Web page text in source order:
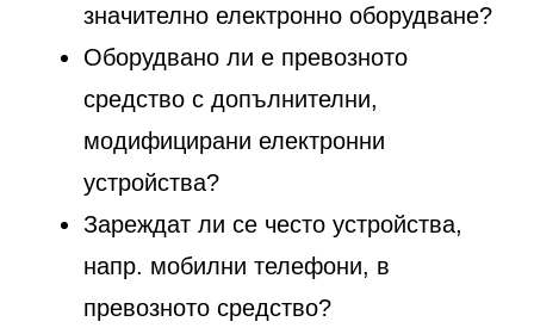
значително електронно оборудване?
Оборудвано ли е превозното
средство с допълнителни,
модифицирани електронни
устройства?
Зареждат ли се често устройства,
напр. мобилни телефони, в
превозното средство?